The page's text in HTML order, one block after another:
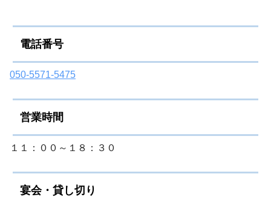
電話番号
050-5571-5475
営業時間
１１：００～１８：３０
宴会・貸し切り